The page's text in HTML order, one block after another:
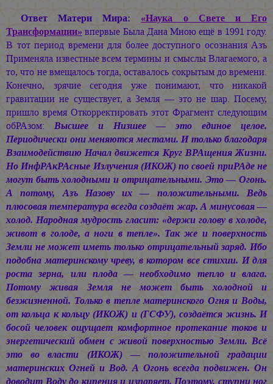
Ответ Матери Мира:
«Наука о Свете и Его
Трансформации» впервые Была Дана Мною ещё в 1991 году.
В тот период времени для более доступного осознания Азъ
Применяла известные всем термины и смыслы Влагаемого, а
то, что не вмещалось тогда, оставалось сокрытым до времени.
Конечно, зрячие сегодня уже понимают, что никакой
гравитации не существует, а Земля — это не шар. Посему,
пришло время Откорректировать этот Фрагмент следующим
обРАзом: Высшее и Низшее — это единое целое.
Периодически они меняются местами. И только благодаря
Взаимодействию Начал движется Круг ВРАщения Жизни.
Но ИнфРАкРАсные Излучения (ИКОЖ) по своей приРАде не
могут быть холодными и отрицательными. Это — Огонь.
А потому, Азъ Назову их — положительными. Ведь
плюсовая температура всегда создаёт жар. А минусовая —
холод. Народная мудрость гласит: «держи голову в холоде,
живот в голоде, а ноги в тепле». Так же и поверхность
Земли не может иметь только отрицательный заряд. Ибо
подобна материнскому чреву, в котором все стихии. И для
роста зерна, или плода — необходимо тепло и влага.
Потому живая Земля не может быть холодной и
безжизненной. Только в тепле материнского Огня и Воды,
от кольца к кольцу (ИКОЖ) и (ГСФУ), создаётся жизнь. И
босой человек ощущает комфортное протекание токов и
энергетический обмен с живой поверхностью Земли. Всё
это во власти (ИКОЖ) — положительной градации
материнских Огней и Вод. А Огонь всегда подвижен. Он